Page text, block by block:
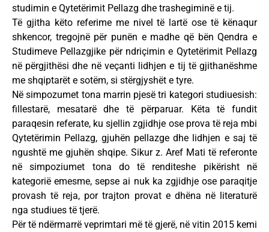
studimin e Qytetërimit Pellazg dhe trashegiminë e tij.
Të gjitha këto referime me nivel të lartë ose të kënaqur
shkencor, tregojnë për punën e madhe që bën Qendra e
Studimeve Pellazgjike për ndriçimin e Qytetërimit Pellazg
në përgjithësi dhe në veçanti lidhjen e tij të gjithanëshme
me shqiptarët e sotëm, si stërgjyshët e tyre.
Në simpozumet tona marrin pjesë tri kategori studiuesish:
fillestarë, mesatarë dhe të përparuar. Këta të fundit
paraqesin referate, ku sjellin zgjidhje ose prova të reja mbi
Qytetërimin Pellazg, gjuhën pellazge dhe lidhjen e saj të
ngushtë me gjuhën shqipe. Sikur z. Aref Mati të referonte
në simpoziumet tona do të renditeshe pikërisht në
kategorië emesme, sepse ai nuk ka zgjidhje ose paraqitje
provash të reja, por trajton provat e dhëna në literaturë
nga studiues të tjerë.
Për të ndërmarrë veprimtari më të gjerë, në vitin 2015 kemi